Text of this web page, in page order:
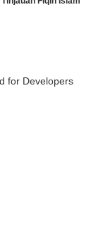
for Developers